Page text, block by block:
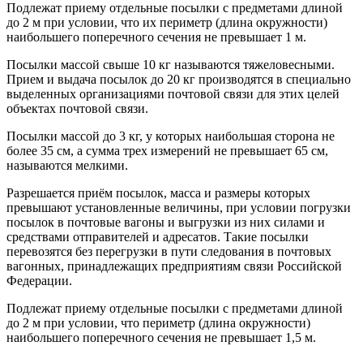
Подлежат приему отдельные посылки с предметами длиной
до 2 м при условии, что их периметр (длина окружности)
наибольшего поперечного сечения не превышает 1 м.
Посылки массой свыше 10 кг называются тяжеловесными.
Прием и выдача посылок до 20 кг производятся в специально
выделенных организациями почтовой связи для этих целей
объектах почтовой связи.
Посылки массой до 3 кг, у которых наибольшая сторона не
более 35 см, а сумма трех измерений не превышает 65 см,
называются мелкими.
Разрешается приём посылок, масса и размеры которых
превышают установленные величины, при условии погрузки
посылок в почтовые вагоны и выгрузки из них силами и
средствами отправителей и адресатов. Такие посылки
перевозятся без перегрузки в пути следования в почтовых
вагонных, принадлежащих предприятиям связи Российской
Федерации.
Подлежат приему отдельные посылки с предметами длиной
до 2 м при условии, что периметр (длина окружности)
наибольшего поперечного сечения не превышает 1,5 м.